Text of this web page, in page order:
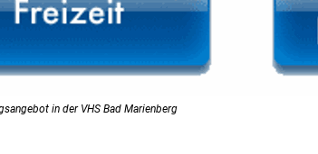
in der VHS Bad Marienberg